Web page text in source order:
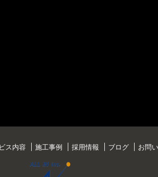
ス内容 施工事例 採用情報 ブログ お問